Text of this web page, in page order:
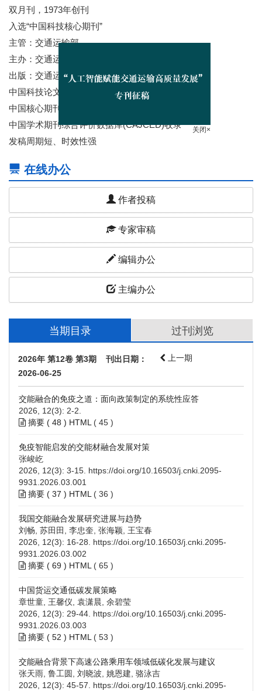
双月刊，1973年创刊
入选“中国科技核心期刊”
主管：交通运输部
主办：交通运输部科学研究院
出版：交通运输科技传媒（北京）有限公司
中国科技论文与引文数据库（CSTPSD）收录
中国核心期刊（遴选）数据库收录
中国学术期刊综合评价数据库(CAJCED)收录
发稿周期短、时效性强
在线办公
作者投稿
专家审稿
编辑办公
主编办公
当期目录 过刊浏览
2026年 第12卷 第3期 刊出日期：
2026-06-25
上一期
交能融合的免疫之道：面向政策制定的系统性应答
2026, 12(3): 2-2.
摘要 ( 48 ) HTML ( 45 )
免疫智能启发的交能材融合发展对策
张峻屹
2026, 12(3): 3-15. https://doi.org/10.16503/j.cnki.2095-
9931.2026.03.001
摘要 ( 37 ) HTML ( 36 )
我国交能融合发展研究进展与趋势
刘畅, 苏田田, 李忠奎, 张海颖, 王宝春
2026, 12(3): 16-28. https://doi.org/10.16503/j.cnki.2095-
9931.2026.03.002
摘要 ( 69 ) HTML ( 65 )
中国货运交通低碳发展策略
章世童, 王馨仪, 袁潇晨, 余碧莹
2026, 12(3): 29-44. https://doi.org/10.16503/j.cnki.2095-
9931.2026.03.003
摘要 ( 52 ) HTML ( 53 )
交能融合背景下高速公路乘用车领域低碳化发展与建议
张天雨, 鲁工圆, 刘晓波, 姚恩建, 骆泳吉
2026, 12(3): 45-57. https://doi.org/10.16503/j.cnki.2095-